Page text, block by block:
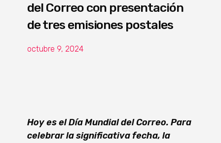
del Correo con presentación
de tres emisiones postales
octubre 9, 2024
Hoy es el Día Mundial del Correo. Para
celebrar la significativa fecha, la